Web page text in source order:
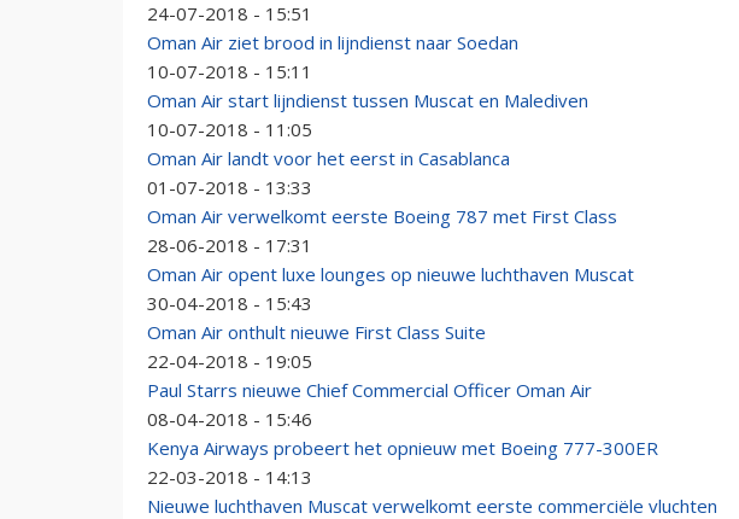
24-07-2018 - 15:51
Oman Air ziet brood in lijndienst naar Soedan
10-07-2018 - 15:11
Oman Air start lijndienst tussen Muscat en Malediven
10-07-2018 - 11:05
Oman Air landt voor het eerst in Casablanca
01-07-2018 - 13:33
Oman Air verwelkomt eerste Boeing 787 met First Class
28-06-2018 - 17:31
Oman Air opent luxe lounges op nieuwe luchthaven Muscat
30-04-2018 - 15:43
Oman Air onthult nieuwe First Class Suite
22-04-2018 - 19:05
Paul Starrs nieuwe Chief Commercial Officer Oman Air
08-04-2018 - 15:46
Kenya Airways probeert het opnieuw met Boeing 777-300ER
22-03-2018 - 14:13
Nieuwe luchthaven Muscat verwelkomt eerste commerciële vluchten